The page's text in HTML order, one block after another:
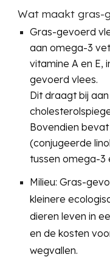
Wat maakt gras-
Gras-gevoerd
aan omega-3
vitamine A en E,
gevoerd vlees.
Dit draagt bij
Bovendien
(conjugeerde
tussen omega-3
Milieu: Gras-
kleinere
dieren leven in
en de kosten
wegvallen.